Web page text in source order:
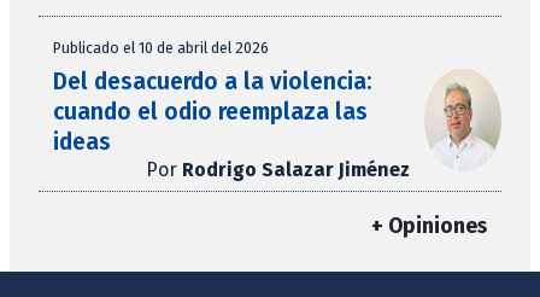
Publicado el 10 de abril del 2026
Del desacuerdo a la violencia:
cuando el odio reemplaza las
ideas
Por Rodrigo Salazar Jiménez
+ Opiniones